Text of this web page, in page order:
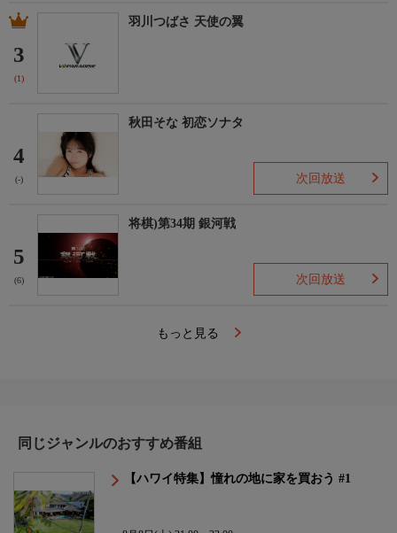
3
(1)
羽川つばさ 天使の翼
4
(-)
秋田そな 初恋ソナタ
次回放送
5
(6)
将棋)第34期 銀河戦
次回放送
もっと見る
同じジャンルのおすすめ番組
【ハワイ特集】憧れの地に家を買おう #1